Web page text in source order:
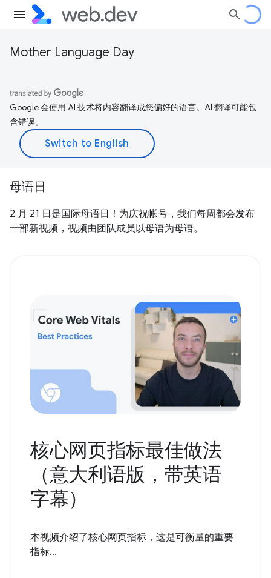
Mother Language Day
Google 会使用 AI 技术将内容翻译成您偏好的语言。AI 翻译可能包
含错误。
母语日
2 月 21 日是国际母语日！为庆祝帐号，我们每周都会发布
一部新视频，视频由团队成员以母语为母语。
核心网页指标最佳做法
（意大利语版，带英语
字幕）
本视频介绍了核心网页指标，这是可衡量的重要
指标...